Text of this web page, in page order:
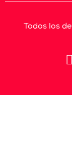
Todos los